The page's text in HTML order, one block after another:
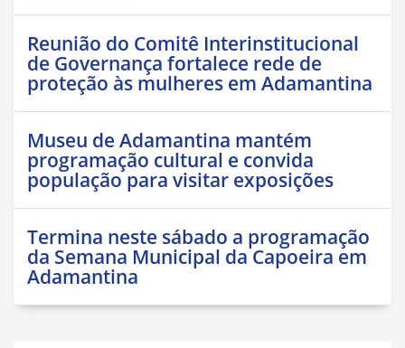
Reunião do Comitê Interinstitucional
de Governança fortalece rede de
proteção às mulheres em Adamantina
Museu de Adamantina mantém
programação cultural e convida
população para visitar exposições
Termina neste sábado a programação
da Semana Municipal da Capoeira em
Adamantina